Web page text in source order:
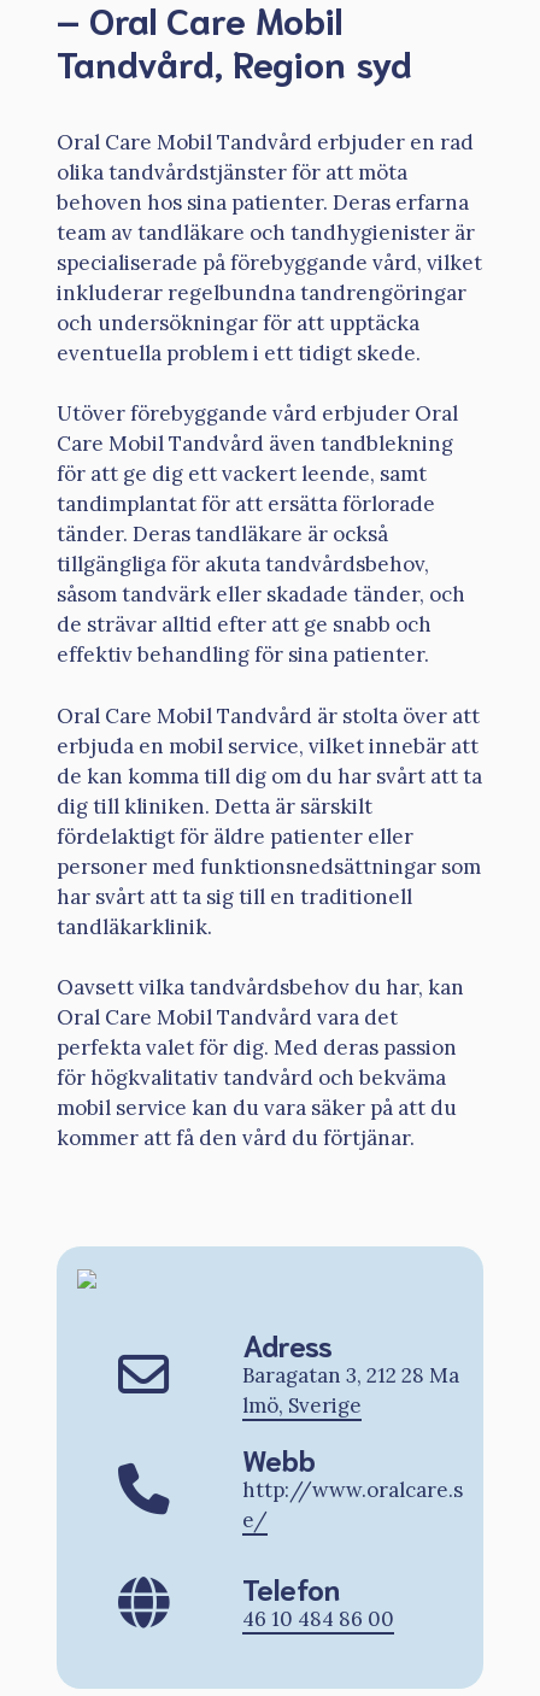
– Oral Care Mobil
Tandvård, Region syd
Oral Care Mobil Tandvård erbjuder en rad
olika tandvårdstjänster för att möta
behoven hos sina patienter. Deras erfarna
team av tandläkare och tandhygienister är
specialiserade på förebyggande vård, vilket
inkluderar regelbundna tandrengöringar
och undersökningar för att upptäcka
eventuella problem i ett tidigt skede.
Utöver förebyggande vård erbjuder Oral
Care Mobil Tandvård även tandblekning
för att ge dig ett vackert leende, samt
tandimplantat för att ersätta förlorade
tänder. Deras tandläkare är också
tillgängliga för akuta tandvårdsbehov,
såsom tandvärk eller skadade tänder, och
de strävar alltid efter att ge snabb och
effektiv behandling för sina patienter.
Oral Care Mobil Tandvård är stolta över att
erbjuda en mobil service, vilket innebär att
de kan komma till dig om du har svårt att ta
dig till kliniken. Detta är särskilt
fördelaktigt för äldre patienter eller
personer med funktionsnedsättningar som
har svårt att ta sig till en traditionell
tandläkarklinik.
Oavsett vilka tandvårdsbehov du har, kan
Oral Care Mobil Tandvård vara det
perfekta valet för dig. Med deras passion
för högkvalitativ tandvård och bekväma
mobil service kan du vara säker på att du
kommer att få den vård du förtjänar.
Adress
Baragatan 3, 212 28 Ma
lmö, Sverige
Webb
http://www.oralcare.s
e/
Telefon
46 10 484 86 00